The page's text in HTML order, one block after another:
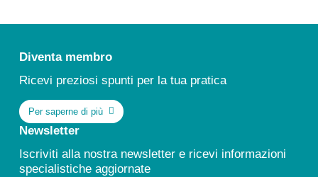
Diventa membro
Ricevi preziosi spunti per la tua pratica
Per saperne di più
Newsletter
Iscriviti alla nostra newsletter e ricevi informazioni
specialistiche aggiornate